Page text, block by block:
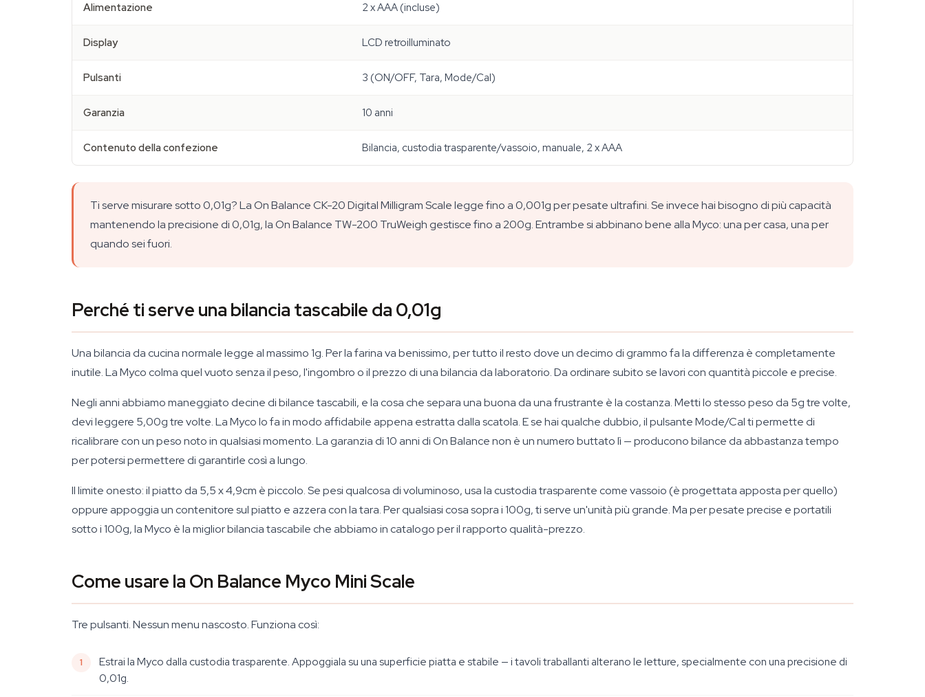
Alimentazione 2 x AAA (incluse)
Display LCD retroilluminato
Pulsanti 3 (ON/OFF, Tara, Mode/Cal)
Garanzia 10 anni
Contenuto della confezione Bilancia, custodia trasparente/vassoio, manuale, 2 x AAA
Ti serve misurare sotto 0,01g? La On Balance CK-20 Digital Milligram Scale legge fino a 0,001g per pesate ultrafini. Se invece hai bisogno di più capacità
mantenendo la precisione di 0,01g, la On Balance TW-200 TruWeigh gestisce fino a 200g. Entrambe si abbinano bene alla Myco: una per casa, una per
quando sei fuori.
Perché ti serve una bilancia tascabile da 0,01g
Una bilancia da cucina normale legge al massimo 1g. Per la farina va benissimo, per tutto il resto dove un decimo di grammo fa la differenza è completamente
inutile. La Myco colma quel vuoto senza il peso, l'ingombro o il prezzo di una bilancia da laboratorio. Da ordinare subito se lavori con quantità piccole e precise.
Negli anni abbiamo maneggiato decine di bilance tascabili, e la cosa che separa una buona da una frustrante è la costanza. Metti lo stesso peso da 5g tre volte,
devi leggere 5,00g tre volte. La Myco lo fa in modo affidabile appena estratta dalla scatola. E se hai qualche dubbio, il pulsante Mode/Cal ti permette di
ricalibrare con un peso noto in qualsiasi momento. La garanzia di 10 anni di On Balance non è un numero buttato lì — producono bilance da abbastanza tempo
per potersi permettere di garantirle così a lungo.
Il limite onesto: il piatto da 5,5 x 4,9cm è piccolo. Se pesi qualcosa di voluminoso, usa la custodia trasparente come vassoio (è progettata apposta per quello)
oppure appoggia un contenitore sul piatto e azzera con la tara. Per qualsiasi cosa sopra i 100g, ti serve un'unità più grande. Ma per pesate precise e portatili
sotto i 100g, la Myco è la miglior bilancia tascabile che abbiamo in catalogo per il rapporto qualità-prezzo.
Come usare la On Balance Myco Mini Scale
Tre pulsanti. Nessun menu nascosto. Funziona così:
Estrai la Myco dalla custodia trasparente. Appoggiala su una superficie piatta e stabile — i tavoli traballanti alterano le letture, specialmente con una precisione di
0,01g.